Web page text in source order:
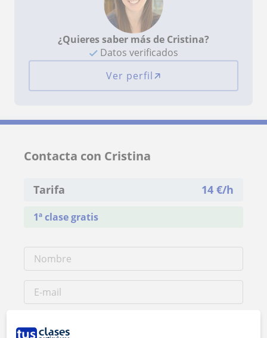
¿Quieres saber más de Cristina?
Datos verificados
Ver perfil
Contacta con Cristina
Tarifa 14 €/h
1ª clase gratis